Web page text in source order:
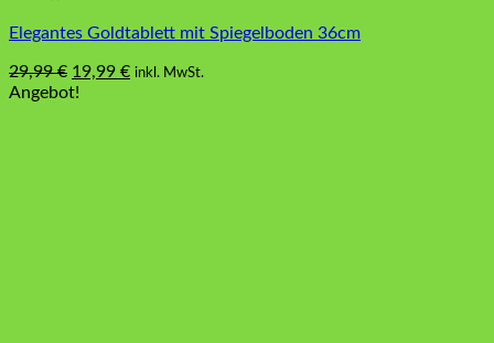
Elegantes Goldtablett mit Spiegelboden 36cm
29,99€ Ursprünglicher
Preis
19,99 €Aktueller
inkl. MwSt.
Angebot!